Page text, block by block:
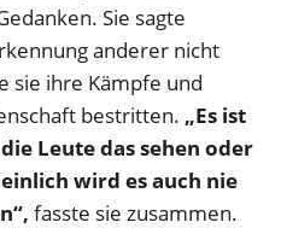
Sie sagte
anderer nicht
sie ihre Kämpfe und
bestritten. „Es ist
Leute das sehen oder
wird es auch nie
, fasste sie zusammen.